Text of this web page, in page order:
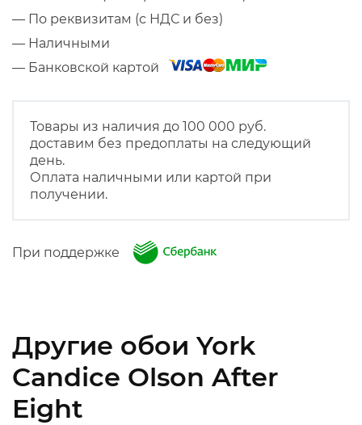
— По реквизитам (с НДС и без)
— Наличными
— Банковской картой
Товары из наличия до 100 000 руб.
доставим без предоплаты на следующий
день.
Оплата наличными или картой при
получении.
При поддержке
Другие обои York
Candice Olson After
Eight